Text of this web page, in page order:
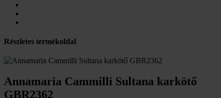
Részletes termékoldal
Annamaria Cammilli Sultana karkötő
GBR2362